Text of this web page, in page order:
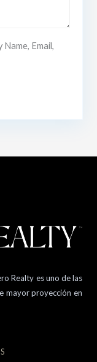
Email,
Realty es uno de las
mayor proyección en